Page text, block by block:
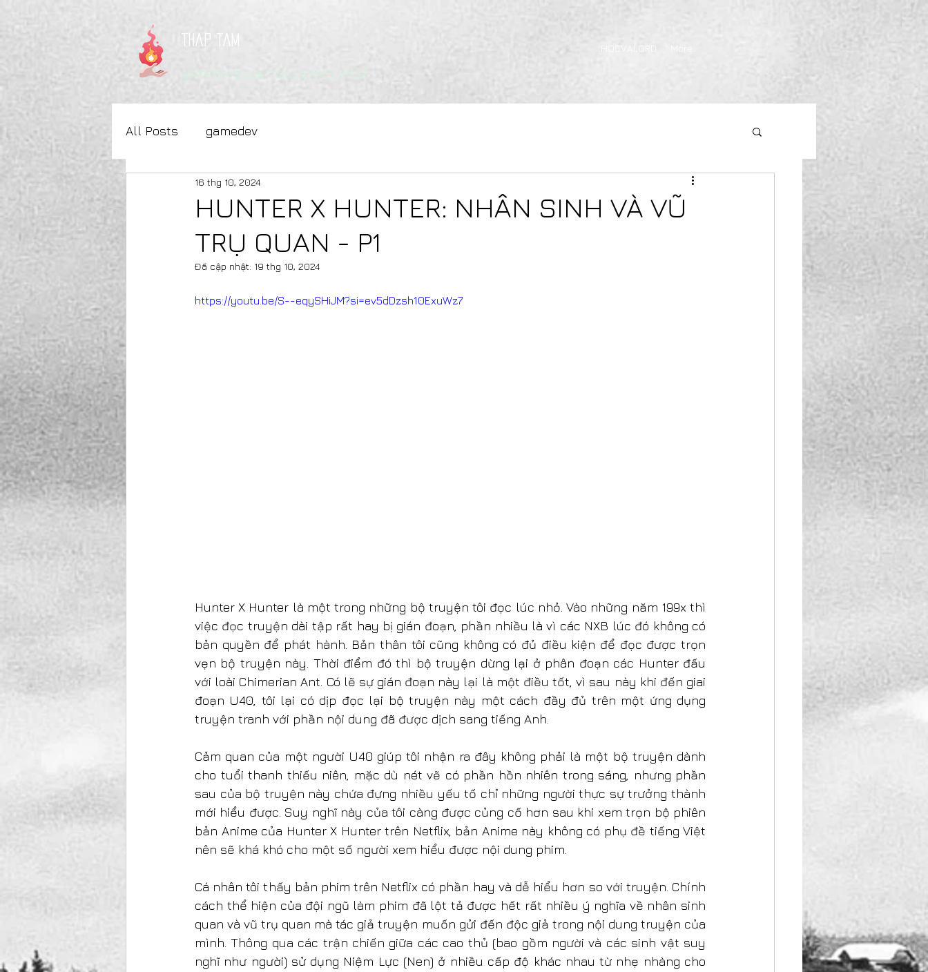
thap tam
game developer, nature lover, artist
HOGVALORD
All Posts gamedev
HUNTER X HUNTER: NHÂN SINH VÀ VŨ
TRỤ QUAN - P1
16 thg 10, 2024
Đã cập nhật: 19 thg 10, 2024
https://youtu.be/S--eqySHiJM?si=ev5dDzsh10ExuWz7
Hunter X Hunter là một trong những bộ truyện tôi đọc lúc nhỏ. Vào những năm 199x thì
việc đọc truyện dài tập rất hay bị gián đoạn, phần nhiều là vì các NXB lúc đó không có
bản quyền để phát hành. Bản thân tôi cũng không có đủ điều kiện để đọc được trọn
vẹn bộ truyện này. Thời điểm đó thì bộ truyện dừng lại ở phân đoạn các Hunter đấu
với loài Chimerian Ant. Có lẽ sự gián đoạn này lại là một điều tốt, vì sau này khi đến giai
đoạn U40, tôi lại có dịp đọc lại bộ truyện này một cách đầy đủ trên một ứng dụng
truyện tranh với phần nội dung đã được dịch sang tiếng Anh.
Cảm quan của một người U40 giúp tôi nhận ra đây không phải là một bộ truyện dành
cho tuổi thanh thiếu niên, mặc dù nét vẽ có phần hồn nhiên trong sáng, nhưng phần
sau của bộ truyện này chứa đựng nhiều yếu tố chỉ những người thực sự trưởng thành
mới hiểu được. Suy nghĩ này của tôi càng được củng cố hơn sau khi xem trọn bộ phiên
bản Anime của Hunter X Hunter trên Netflix, bản Anime này không có phụ đề tiếng Việt
nên sẽ khá khó cho một số người xem hiểu được nội dung phim.
Cá nhân tôi thấy bản phim trên Netflix có phần hay và dễ hiểu hơn so với truyện. Chính
cách thể hiện của đội ngũ làm phim đã lột tả được hết rất nhiều ý nghĩa về nhân sinh
quan và vũ trụ quan mà tác giả truyện muốn gửi đến độc giả trong nội dung truyện của
mình. Thông qua các trận chiến giữa các cao thủ (bao gồm người và các sinh vật suy
nghĩ như người) sử dụng Niệm Lực (Nen) ở nhiều cấp độ khác nhau từ nhẹ nhàng cho